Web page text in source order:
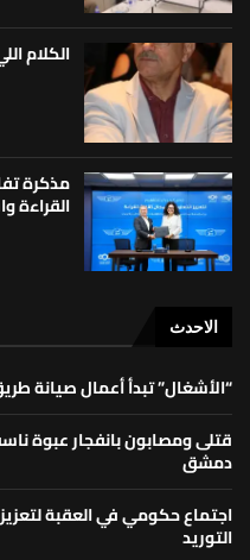
الكلام
مذكرة
القراءة
الاحدث
“الأشغال” تبدأ أعمال صيانة
قتلى ومصابون بانفجار عبوة
دمشق
اجتماع حكومي في العقبة
التوريد